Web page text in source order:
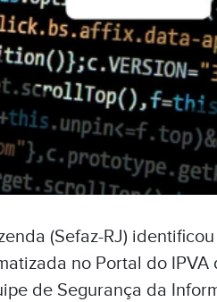
(Sefaz-RJ)
no Portal do
de Segurança da